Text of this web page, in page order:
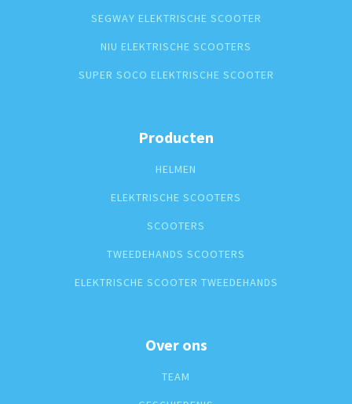
SEGWAY ELEKTRISCHE SCOOTER
NIU ELEKTRISCHE SCOOTERS
SUPER SOCO ELEKTRISCHE SCOOTER
Producten
HELMEN
ELEKTRISCHE SCOOTERS
SCOOTERS
TWEEDEHANDS SCOOTERS
ELEKTRISCHE SCOOTER TWEEDEHANDS
Over ons
TEAM